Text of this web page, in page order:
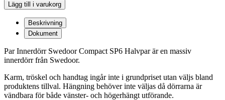
Lägg till i varukorg
Beskrivning
Dokument
Par Innerdörr Swedoor Compact SP6 Halvpar är en massiv
innerdörr från Swedoor.
Karm, tröskel och handtag ingår inte i grundpriset utan väljs bland
produktens tillval. Hängning behöver inte väljas då dörrarna är
vändbara för både vänster- och högerhängt utförande.